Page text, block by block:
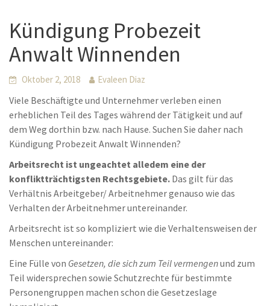
Kündigung Probezeit
Anwalt Winnenden
Oktober 2, 2018 Evaleen Diaz
Viele Beschäftigte und Unternehmer verleben einen
erheblichen Teil des Tages während der Tätigkeit und auf
dem Weg dorthin bzw. nach Hause. Suchen Sie daher nach
Kündigung Probezeit Anwalt Winnenden?
Arbeitsrecht ist ungeachtet alledem eine der
konfliktträchtigsten Rechtsgebiete. Das gilt für das
Verhältnis Arbeitgeber/ Arbeitnehmer genauso wie das
Verhalten der Arbeitnehmer untereinander.
Arbeitsrecht ist so kompliziert wie die Verhaltensweisen der
Menschen untereinander:
Eine Fülle von Gesetzen, die sich zum Teil vermengenund zum
Teil widersprechen sowie Schutzrechte für bestimmte
Personengruppen machen schon die Gesetzeslage